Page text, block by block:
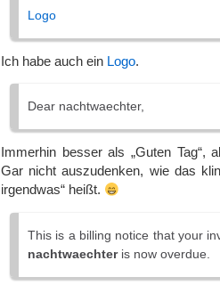
Logo
Ich habe auch ein Logo.
Dear nachtwaechter,
Immerhin besser als „Guten Tag“,
Gar nicht auszudenken, wie das
irgendwas“ heißt.
This is a billing notice that your
nachtwaechteris now overdue.